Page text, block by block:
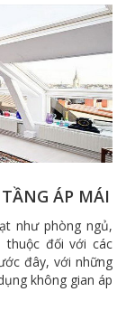
ÁP MÁI
như phòng ngủ,
thuộc đối với các
đây, với những
không gian áp